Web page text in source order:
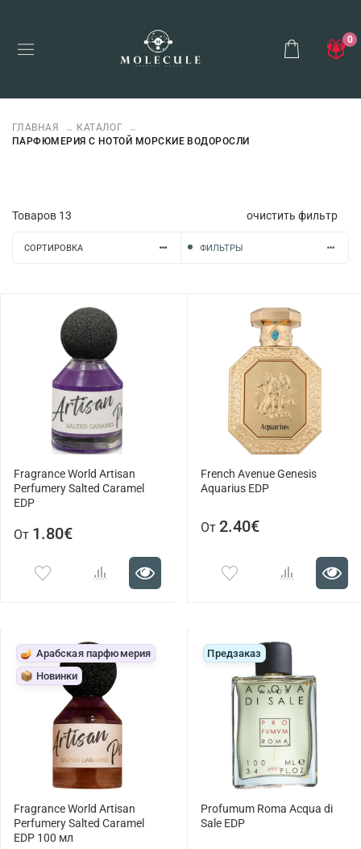
0
ГЛАВНАЯ
КАТАЛОГ
ПАРФЮМЕРИЯ С НОТОЙ МОРСКИЕ ВОДОРОСЛИ
Товаров 13 очистить фильтр
СОРТИРОВКА ФИЛЬТРЫ
Fragrance World Artisan
Perfumery Salted Caramel
EDP
От 1.80€
French Avenue Genesis
Aquarius EDP
От 2.40€
🪔 Арабская парфюмерия
📦 Новинки
Fragrance World Artisan
Perfumery Salted Caramel
EDP 100 мл
Предзаказ
Profumum Roma Acqua di
Sale EDP